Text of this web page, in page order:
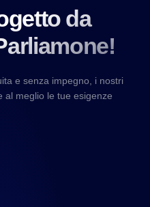
da
e senza impegno, i nostri
al meglio le tue esigenze